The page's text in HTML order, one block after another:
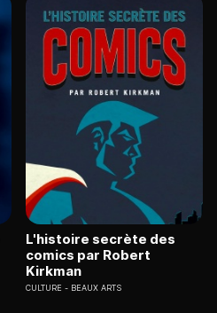
L'histoire secrète des
comics par Robert
Kirkman
CULTURE BEAUX ARTS